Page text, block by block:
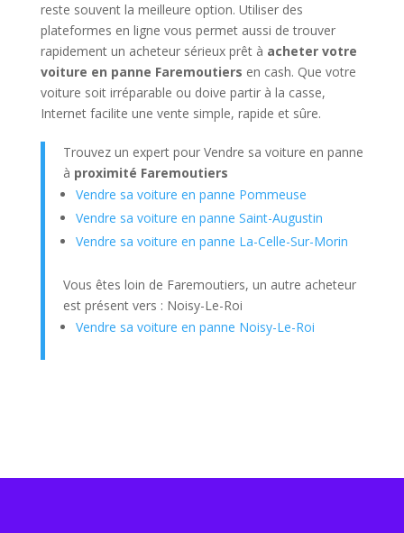
reste souvent la meilleure option. Utiliser des
plateformes en ligne vous permet aussi de trouver
rapidement un acheteur sérieux prêt à acheter votre
voiture en panne Faremoutiers en cash. Que votre
voiture soit irréparable ou doive partir à la casse,
Internet facilite une vente simple, rapide et sûre.
Trouvez un expert pour Vendre sa voiture en panne
à proximité Faremoutiers
Vendre sa voiture en panne Pommeuse
Vendre sa voiture en panne Saint-Augustin
Vendre sa voiture en panne La-Celle-Sur-Morin
Vous êtes loin de Faremoutiers, un autre acheteur
est présent vers : Noisy-Le-Roi
Vendre sa voiture en panne Noisy-Le-Roi